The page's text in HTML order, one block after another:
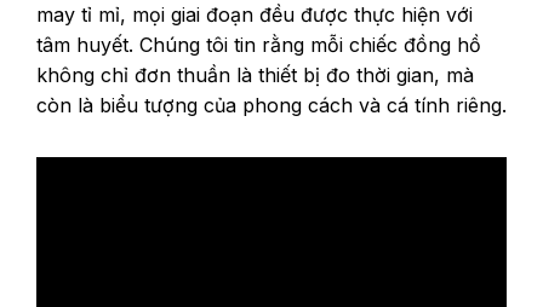
may tỉ mỉ, mọi giai đoạn đều được thực hiện với
tâm huyết. Chúng tôi tin rằng mỗi chiếc đồng hồ
không chỉ đơn thuần là thiết bị đo thời gian, mà
còn là biểu tượng của phong cách và cá tính riêng.